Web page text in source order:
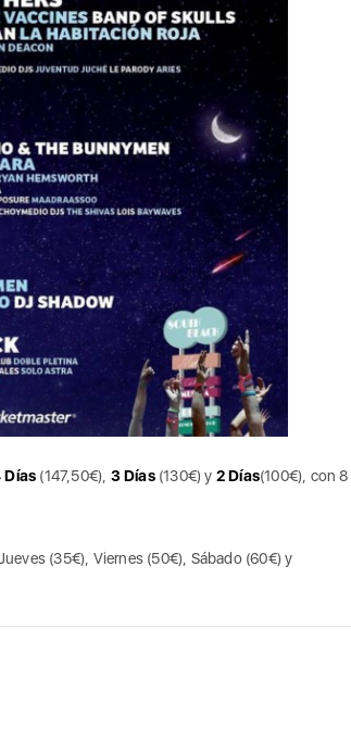
Días (147,50€), 3 Días (130€) y 2 Días(100€), con 8
(35€), Viernes (50€), Sábado (60€) y